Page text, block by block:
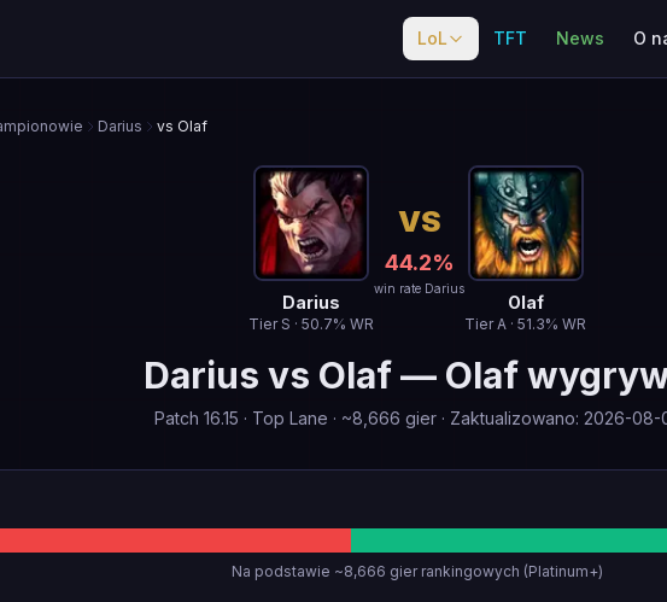
LoL TFT News O
Darius vs Olaf
Darius
Tier S · 50.7% WR
VS
44.2%
win rate Darius
Olaf
TierA · 51.3% WR
Darius vs Olaf— Olaf
Patch 16.15 · Top Lane · ~8,666 gier· Zaktualizowano: 2026-08-
Na podstawie ~8,666 gier rankingowych (Platinum+)